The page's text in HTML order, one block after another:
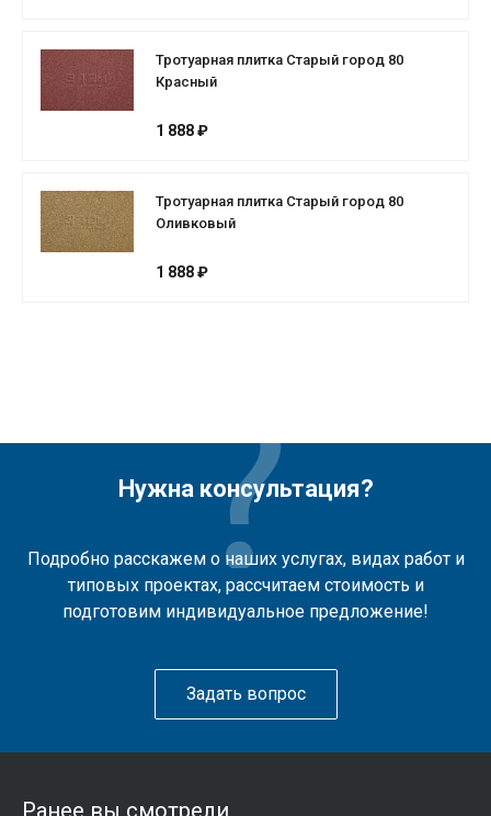
Тротуарная плитка Старый город 80
Красный
1 888 ₽
Тротуарная плитка Старый город 80
Оливковый
1 888 ₽
Нужна консультация?
Подробно расскажем о наших услугах, видах работ и
типовых проектах, рассчитаем стоимость и
подготовим индивидуальное предложение!
Задать вопрос